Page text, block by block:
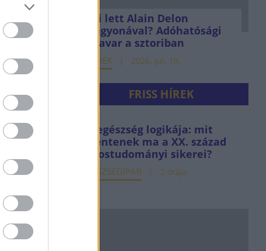
van
jún. 9.
nőtt
Mi lett Alain Delon
vagyonával? Adóhatósági
csavar a sztoriban
HÍREK 2026. júl. 19.
FRISS HÍREK
Az egészség logikája: mit
jelentenek ma a XX. század
orvostudományi sikerei?
EGÉSZSÉGIPAR 2 órája